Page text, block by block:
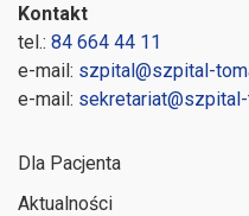
Kontakt
tel.: 84 664 44 11
e-mail: szpital@szpital-
e-mail:
Dla Pacjenta
Aktualności